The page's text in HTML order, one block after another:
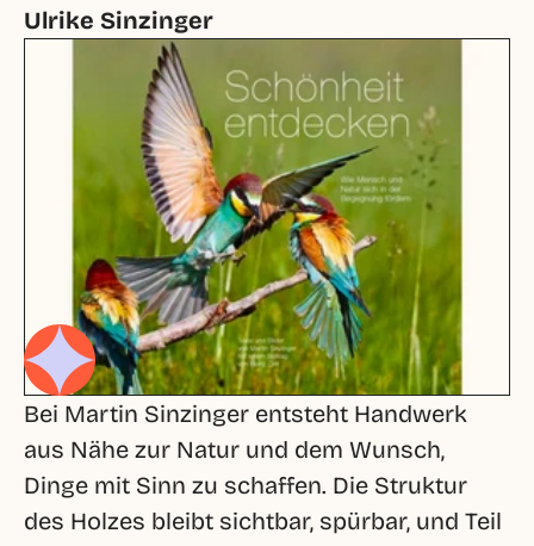
Ulrike Sinzinger
Bei Martin Sinzinger entsteht Handwerk
aus Nähe zur Natur und dem Wunsch,
Dinge mit Sinn zu schaffen. Die Struktur
des Holzes bleibt sichtbar, spürbar, und Teil